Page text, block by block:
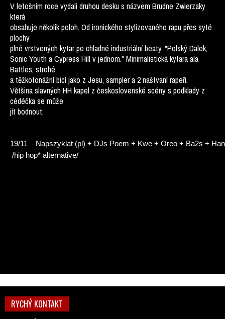
V letošním roce vydali druhou desku s názvem Brudne Zwierzaky
která
obsahuje několik poloh. Od ironického stylizovaného rapu přes syté
plochy
plné vrstvených kytar po chladné industriální beaty. "Polský Dalek,
Sonic Youth a Cypress Hill v jednom." Minimalistická kytara ala
Battles, strohé
a těžkotonážní bicí jako z Jesu, sampler a 2 naštvaní rapeři.
Většina slavných HH kapel z československé scény s podklady z
cédéčka se může
jít bodnout.
19/11
Napszyklat (pl) + DJs Poem + Kwe + Oreo + Ba2s +
/hip hop* alternative/
RYCHÝ KONTAKT